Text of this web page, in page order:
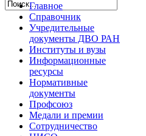
Главное
Справочник
Учредительные
документы ДВО РАН
Институты и вузы
Информационные
ресурсы
Нормативные
документы
Профсоюз
Медали и премии
Сотрудничество